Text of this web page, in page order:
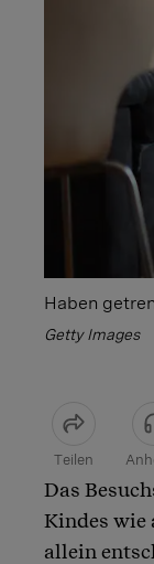
Haben
Getty Images
Teilen
Artikel
Das
Kindes wie
allein